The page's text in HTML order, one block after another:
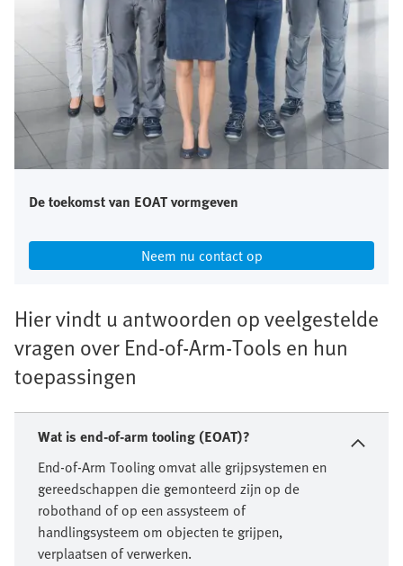
De toekomst van EOAT vormgeven
Neem nu contact op​
Hier vindt u antwoorden op veelgestelde
vragen over End-of-Arm-Tools en hun
toepassingen
Wat is end-of-arm tooling (EOAT)?
End-of-Arm Tooling omvat alle grijpsystemen en
gereedschappen die gemonteerd zijn op de
robothand of op een assysteem of
handlingsysteem om objecten te grijpen,
verplaatsen of verwerken.​